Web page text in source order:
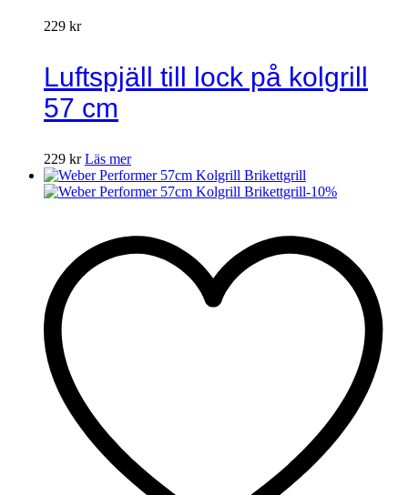
229 kr
Luftspjäll till lock på kolgrill
57 cm
229 kr Läs mer
-10%